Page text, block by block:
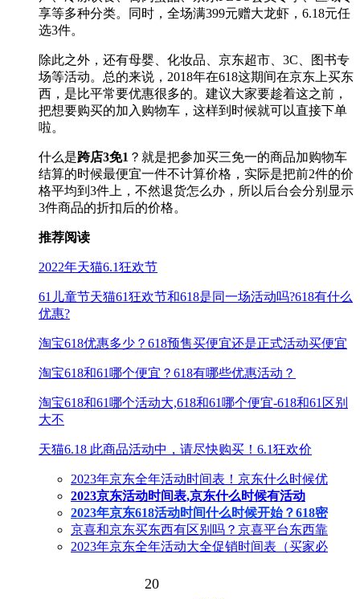
享等多种分类。同时，全场满399元赠大龙虾，6.18元任
选3件。
除此之外，还有母婴、化妆品、京东超市、3C、图书专
场等活动。总的来说，2018年在618这期间在京东上买东
西，是比平常要优惠很多的。建议大家要趁着这之前，
把想要购买的加入购物车，这样到时候就可以直接下单
啦。
什么是跨店3免1 ？就是把参加买三免一的商品加购物车
结算的时候最便宜一件不计算价格，实际是把前2件的价
格平均到3件上，不然退货怎么办，所以后台会分别显示
3件商品的折扣后的价格。
推荐阅读
2022年天猫6.1狂欢节
61儿童节天猫61狂欢节和618是同一场活动吗?618有什么
优惠?
淘宝618优惠多少？618预售买便宜还是正式活动买便宜
淘宝618和61哪个便宜？618有哪些优惠活动？
淘宝618和61哪个活动大,618和61哪个便宜-618和61区别
大不
天猫6.18 此商品活动中，请尽快购买！6.1狂欢价
2023年京东全年活动时间表！京东什么时候优
2023京东活动时间表,京东什么时候有活动
2023年京东618活动时间什么时候开始？618密
京喜和京东买东西有区别吗？京喜平台东西靠
2023年京东全年活动大全促销时间表（买家必
20